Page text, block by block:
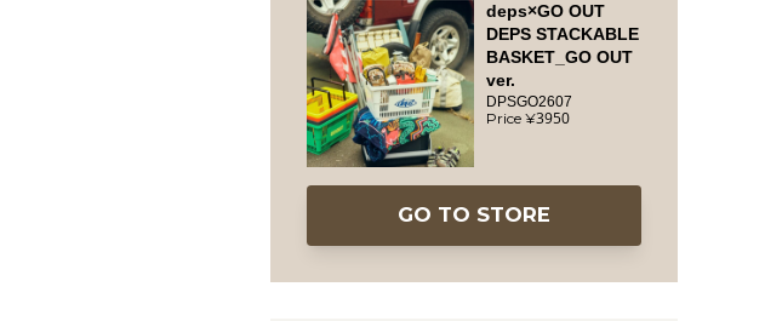
deps×GO OUT
DEPS STACKABLE
BASKET_GO OUT
ver.
DPSGO2607
3950
GO TO STORE